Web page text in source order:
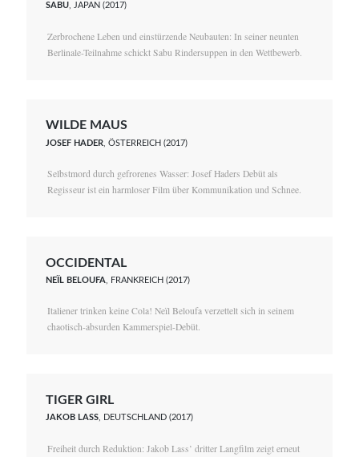
SABU, JAPAN (2017)
Zerbrochene Leben und einstürzende Neubauten: In seiner neunten
Berlinale-Teilnahme schickt Sabu Rindersuppen in den Wettbewerb.
WILDE MAUS
JOSEF HADER , ÖSTERREICH (2017)
Selbstmord durch gefrorenes Wasser: Josef Haders Debüt als
Regisseur ist ein harmloser Film über Kommunikation und Schnee.
OCCIDENTAL
NEÏL BELOUFA , FRANKREICH (2017)
Italiener trinken keine Cola! Neïl Beloufa verzettelt sich in seinem
chaotisch-absurden Kammerspiel-Debüt.
TIGER GIRL
JAKOB LASS, DEUTSCHLAND (2017)
Freiheit durch Reduktion: Jakob Lass’ dritter Langfilm zeigt erneut